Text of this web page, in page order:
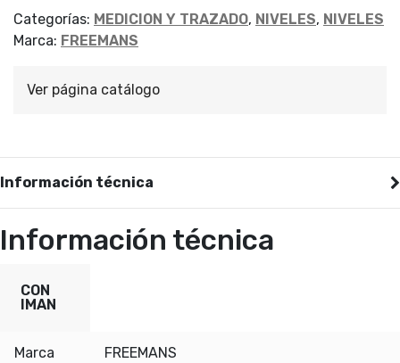
400
cantidad
Categorías: MEDICION Y TRAZADO, NIVELES, NIVELES
Marca: FREEMANS
Ver página catálogo
Información técnica
Información técnica
CON
IMAN
Marca FREEMANS